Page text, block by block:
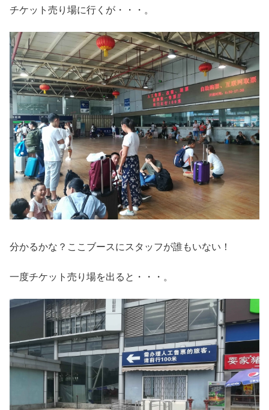
チケット売り場に行くが・・・。
分かるかな？ここブースにスタッフが誰もいない！
一度チケット売り場を出ると・・・。